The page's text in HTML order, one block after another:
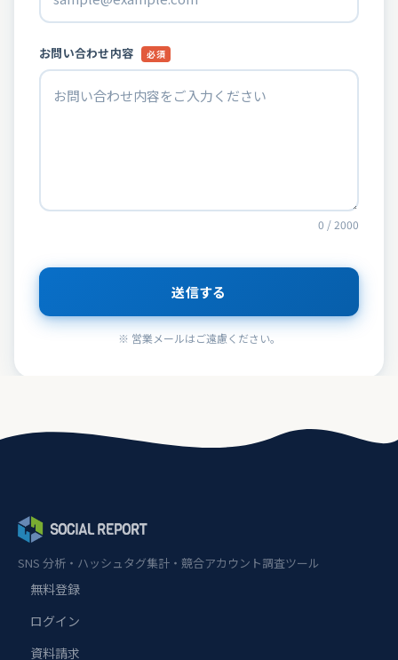
お問い合わせ内容 必須
0 / 2000
送信する
※ 営業メールはご遠慮ください。
SNS 分析・ハッシュタグ集計・競合アカウント調査ツール
無料登録
ログイン
資料請求